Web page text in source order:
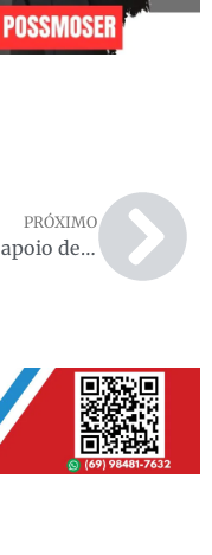
PRÓXIMO
Com apoio de Rafael Fera e Léo Moraes, Flori Cordeiro entra na disputa pelo Governo de Rondônia